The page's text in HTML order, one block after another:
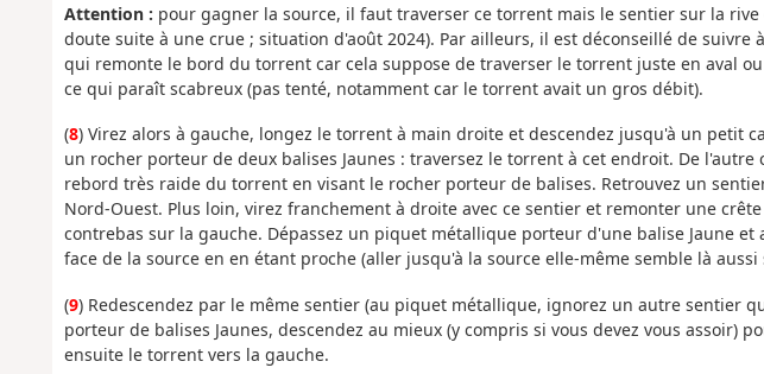
Attention : pour gagner la source, il faut traverser ce torrent mais le sentier sur la rive
doute suite à une crue ; situation d'août 2024). Par ailleurs, il est déconseillé de
qui remonte le bord du torrent car cela suppose de traverser le torrent juste en aval
ce qui paraît scabreux (pas tenté, notamment car le torrent avait un gros débit).
(8) Virez alors à gauche, longez le torrent à main droite et descendez jusqu'à un petit
un rocher porteur de deux balises Jaunes : traversez le torrent à cet endroit. De l'autre
rebord très raide du torrent en visant le rocher porteur de balises. Retrouvez un
Nord-Ouest. Plus loin, virez franchement à droite avec ce sentier et remonter une
contrebas sur la gauche. Dépassez un piquet métallique porteur d'une balise Jaune et
face de la source en en étant proche (aller jusqu'à la source elle-même semble là aussi
(9) Redescendez par le même sentier (au piquet métallique, ignorez un autre sentier
porteur de balises Jaunes, descendez au mieux (y compris si vous devez vous assoir)
ensuite le torrent vers la gauche.